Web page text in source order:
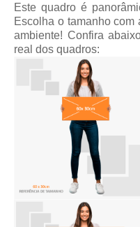
Este quadro é
Escolha o tamanho com
ambiente! Confira
real dos quadros: